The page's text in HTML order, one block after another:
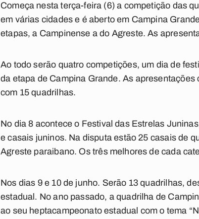
Começa nesta terça-feira (6) a competição das
em várias cidades e é aberto em Campina Grande
etapas, a Campinense a do Agreste. As
Ao todo serão quatro competições, um dia de
da etapa de Campina Grande. As
com 15 quadrilhas.
No dia 8 acontece o Festival das Estrelas Juninas
e casais juninos. Na disputa estão 25 casais de
Agreste paraibano. Os três melhores de cada
Nos dias 9 e 10 de junho. Serão 13 quadrilhas,
estadual. No ano passado, a quadrilha de
ao seu heptacampeonato estadual com o tema